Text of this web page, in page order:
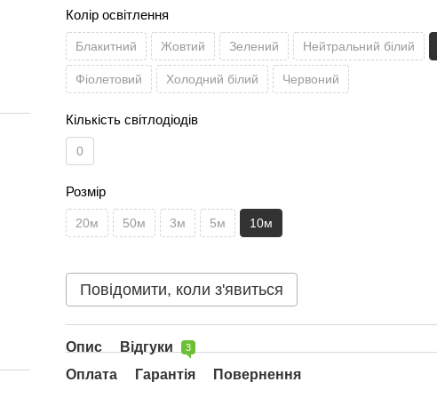
Колір освітлення
Блакитний Жовтий Зелений Нейтральний білий
Фіолетовий Холодний білий Червоний
Кількість світлодіодів
0
Розмір
20м 50м 3м 5м 10м
Повідомити, коли з'явиться
Опис Відгуки 3
Оплата Гарантія Повернення